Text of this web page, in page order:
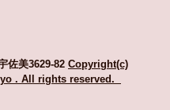
佐美3629-82 Copyright(c)
. All rights reserved.